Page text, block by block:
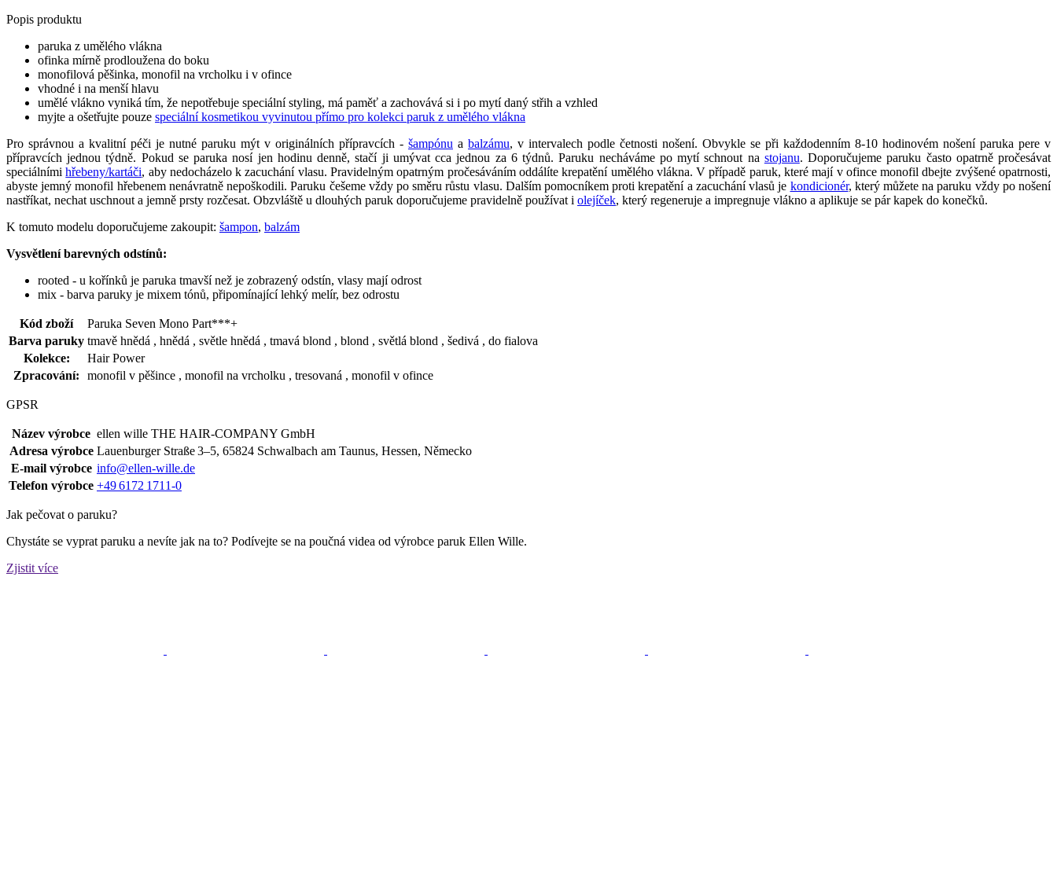
Popis produktu
paruka z umělého vlákna
ofinka mírně prodloužena do boku
monofilová pěšinka, monofil na vrcholku i v ofince
vhodné i na menší hlavu
umělé vlákno vyniká tím, že nepotřebuje speciální styling, má paměť a zachovává si i po mytí daný střih a vzhled
myjte a ošetřujte pouze speciální kosmetikou vyvinutou přímo pro kolekci paruk z umělého vlákna
Pro správnou a kvalitní péči je nutné paruku mýt v originálních přípravcích - šampónu a balzámu, v intervalech podle četnosti nošení. Obvykle se při každodenním 8-10 hodinovém nošení paruka pere v
přípravcích jednou týdně. Pokud se paruka nosí jen hodinu denně, stačí ji umývat cca jednou za 6 týdnů. Paruku necháváme po mytí schnout na stojanu. Doporučujeme paruku často opatrně pročesávat
speciálnímihřebeny/kartáči, aby nedocházelo k zacuchání vlasu. Pravidelným opatrným pročesáváním oddálíte krepatění umělého vlákna. V případě paruk, které mají v ofince monofil dbejte zvýšené opatrnosti,
abyste jemný monofil hřebenem nenávratně nepoškodili. Paruku češeme vždy po směru růstu vlasu. Dalším pomocníkem proti krepatění a zacuchání vlasů je kondicionér, který můžete na paruku vždy po nošení
nastříkat, nechat uschnout a jemně prsty rozčesat. Obzvláště u dlouhých paruk doporučujeme pravidelně používat i olejíček, který regeneruje a impregnuje vlákno a aplikuje se pár kapek do konečků.
K tomuto modelu doporučujeme zakoupit: šampon, balzám
Vysvětlení barevných odstínů:
rooted - u kořínků je paruka tmavší než je zobrazený odstín, vlasy mají odrost
mix - barva paruky je mixem tónů, připomínající lehký melír, bez odrostu
Kód zboží
Paruka Seven Mono Part***+
Barva paruky tmavě hnědá , hnědá , světle hnědá , tmavá blond , blond , světlá blond , šedivá , do fialova
Kolekce:
Hair Power
Zpracování:
monofil v pěšince , monofil na vrcholku , tresovaná , monofil v ofince
GPSR
Název výrobce ellen wille THE HAIR‑COMPANY GmbH
Adresa výrobce Lauenburger Straße 3–5, 65824 Schwalbach am Taunus, Hessen, Německo
E-mail výrobce info@ellen-wille.de
Telefon výrobce +49 6172 1711‑0
Jak pečovat o paruku?
Chystáte se vyprat paruku a nevíte jak na to? Podívejte se na poučná videa od výrobce paruk Ellen Wille.
Zjistit více